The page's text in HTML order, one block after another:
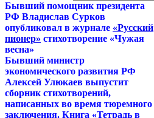
Бывший помощник президента
РФ Владислав Сурков
опубликовал в журнале «Русский
пионер» стихотворение «Чужая
весна»
Бывший министр
экономического развития РФ
Алексей Улюкаев выпустит
сборник стихотворений,
написанных во время тюремного
заключения. Книга «Тетрадь в